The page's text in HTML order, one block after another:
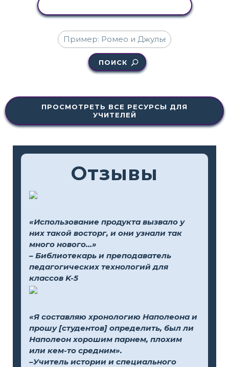
ПОИСК
ПРОСМОТРЕТЬ ВСЕ РЕСУРСЫ ДЛЯ
УЧИТЕЛЕЙ
Отзывы
«Использование продукта вызвало у
них такой восторг, и они узнали так
много нового...»
– Библиотекарь и преподаватель
педагогических технологий для
классов K-5
«Я составляю хронологию Наполеона и
прошу [студентов] определить, был ли
Наполеон хорошим парнем, плохим
или кем-то средним».
–Учитель истории и специального